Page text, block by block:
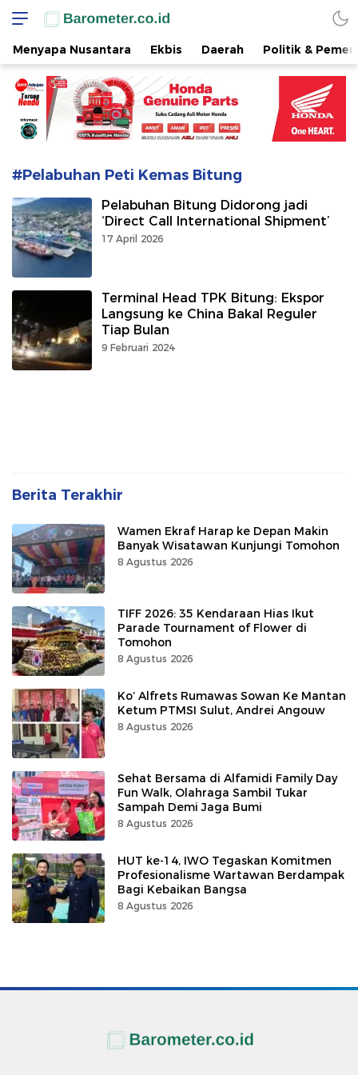
www.barometer.co.id
Berita Terkini di Sulawesi Utara
Menyapa Nusantara Ekbis Daerah Politik &
#Pelabuhan Peti Kemas Bitung
Pelabuhan Bitung Didorong jadi
‘Direct Call International Shipment’
17 April 2026
Terminal Head TPK Bitung: Ekspor
Langsung ke China Bakal Reguler
Tiap Bulan
9 Februari 2024
Berita Terakhir
Wamen Ekraf Harap ke Depan Makin
Banyak Wisatawan Kunjungi Tomohon
8 Agustus 2026
TIFF 2026: 35 Kendaraan Hias Ikut
Parade Tournament of Flower di
Tomohon
8 Agustus 2026
Ko’ Alfrets Rumawas Sowan Ke Mantan
Ketum PTMSI Sulut, Andrei Angouw
8 Agustus 2026
Sehat Bersama di Alfamidi Family Day
Fun Walk, Olahraga Sambil Tukar
Sampah Demi Jaga Bumi
8 Agustus 2026
HUT ke-14, IWO Tegaskan Komitmen
Profesionalisme Wartawan Berdampak
Bagi Kebaikan Bangsa
8 Agustus 2026